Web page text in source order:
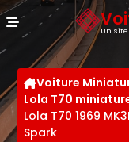
Un
Voiture
Lola T70
Lola T70 1969
Spark
Panneau de gestion des cookies